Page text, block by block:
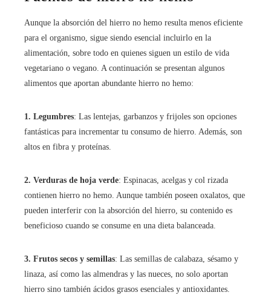
Aunque la absorción del hierro no hemo resulta menos eficiente
para el organismo, sigue siendo esencial incluirlo en la
alimentación, sobre todo en quienes siguen un estilo de vida
vegetariano o vegano. A continuación se presentan algunos
alimentos que aportan abundante hierro no hemo:
1. Legumbres: Las lentejas, garbanzos y frijoles son opciones
fantásticas para incrementar tu consumo de hierro. Además, son
altos en fibra y proteínas.
2. Verduras de hoja verde: Espinacas, acelgas y col rizada
contienen hierro no hemo. Aunque también poseen oxalatos, que
pueden interferir con la absorción del hierro, su contenido es
beneficioso cuando se consume en una dieta balanceada.
3. Frutos secos y semillas: Las semillas de calabaza, sésamo y
linaza, así como las almendras y las nueces, no solo aportan
hierro sino también ácidos grasos esenciales y antioxidantes.